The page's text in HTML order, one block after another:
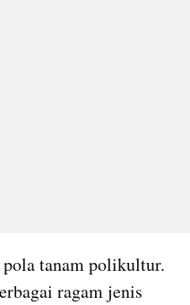
tanam polikultur.
ragam jenis